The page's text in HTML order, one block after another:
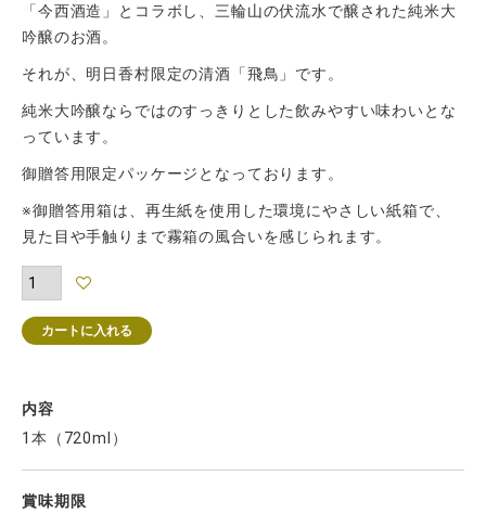
「今西酒造」とコラボし、三輪山の伏流水で醸された純米大
吟醸のお酒。
それが、明日香村限定の清酒「飛鳥」です。
純米大吟醸ならではのすっきりとした飲みやすい味わいとな
っています。
御贈答用限定パッケージとなっております。
※御贈答用箱は、再生紙を使用した環境にやさしい紙箱で、
見た目や手触りまで霧箱の風合いを感じられます。
カートに入れる
内容
1本（720ml）
賞味期限